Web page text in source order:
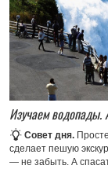
Изучаем водопады.
Совет дня.
сделает пешую
— не забыть. А